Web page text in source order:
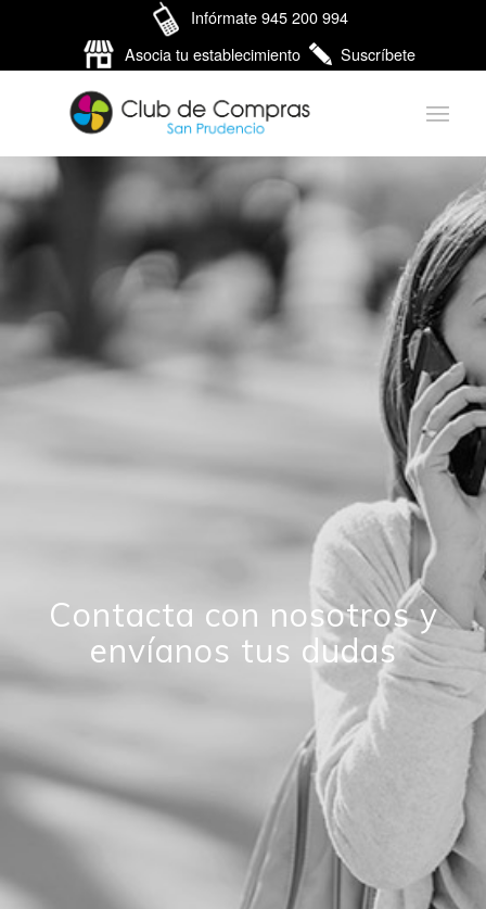
Infórmate 945 200 994
Asocia tu establecimiento
Suscríbete
Contacta con nosotros y
envíanos tus dudas